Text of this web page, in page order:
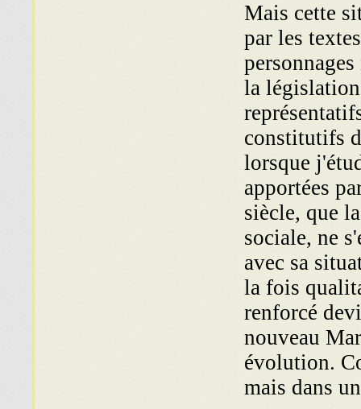
Mais cette
par les
la
constitutifs
lorsque
apportées
siècle, que
sociale, ne
avec sa
la fois
renforcé
nouveau
évolution.
mais dans